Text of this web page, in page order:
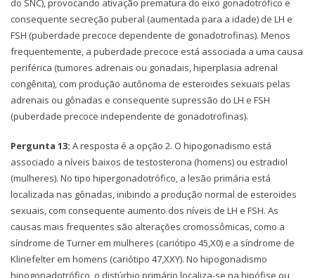
do SNC), provocando ativação prematura do eixo gonadotrófico e
consequente secreção puberal (aumentada para a idade) de LH e
FSH (puberdade precoce dependente de gonadotrofinas). Menos
frequentemente, a puberdade precoce está associada a uma causa
periférica (tumores adrenais ou gonadais, hiperplasia adrenal
congênita), com produção autônoma de esteroides sexuais pelas
adrenais ou gônadas e consequente supressão do LH e FSH
(puberdade precoce independente de gonadotrofinas).
Pergunta 13: A resposta é a opção 2. O hipogonadismo está
associado a níveis baixos de testosterona (homens) ou estradiol
(mulheres). No tipo hipergonadotrófico, a lesão primária está
localizada nas gônadas, inibindo a produção normal de esteroides
sexuais, com consequente aumento dos níveis de LH e FSH. As
causas mais frequentes são alterações cromossômicas, como a
síndrome de Turner em mulheres (cariótipo 45,X0) e a síndrome de
Klinefelter em homens (cariótipo 47,XXY). No hipogonadismo
hipogonadotrófico, o distúrbio primário localiza-se na hipófise ou